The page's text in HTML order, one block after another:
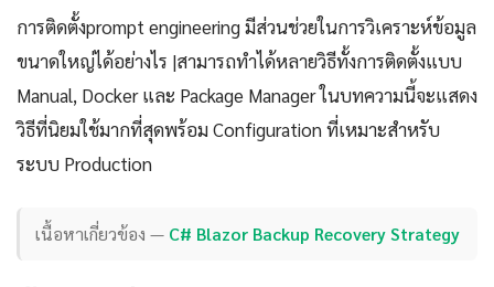
การติดตั้งprompt engineering มีส่วนช่วยในการวิเคราะห์ข้อมูล
ขนาดใหญ่ได้อย่างไร |สามารถทำได้หลายวิธีทั้งการติดตั้งแบบ
Manual, Docker และ Package Manager ในบทความนี้จะแสดง
วิธีที่นิยมใช้มากที่สุดพร้อม Configuration ที่เหมาะสำหรับ
ระบบ Production
เนื้อหาเกี่ยวข้อง — C# Blazor Backup Recovery Strategy